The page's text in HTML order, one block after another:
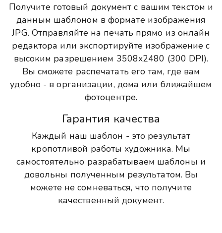
Получите готовый документ с вашим текстом и
данным шаблоном в формате изображения
JPG. Отправляйте на печать прямо из онлайн
редактора или экспортируйте изображение с
высоким разрешением 3508x2480 (300 DPI).
Вы сможете распечатать его там, где вам
удобно - в организации, дома или ближайшем
фотоцентре.
Гарантия качества
Каждый наш шаблон - это результат
кропотливой работы художника. Мы
самостоятельно разрабатываем шаблоны и
довольны полученным результатом. Вы
можете не сомневаться, что получите
качественный документ.